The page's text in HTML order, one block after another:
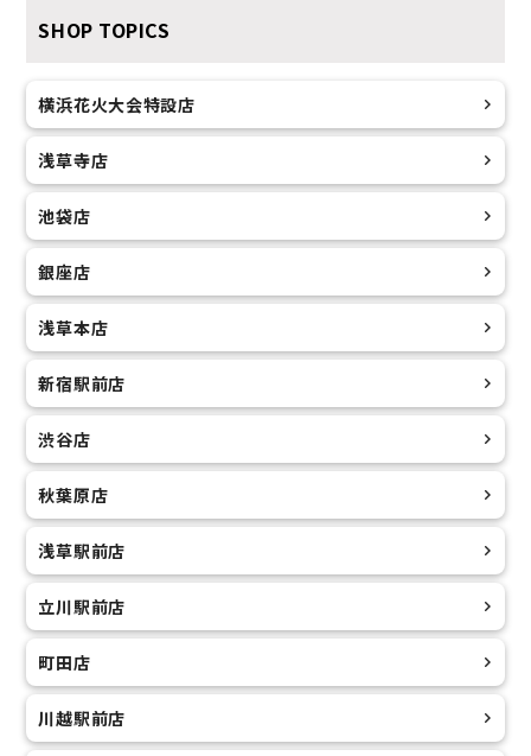
SHOP TOPICS
横浜花火大会特設店
浅草寺店
池袋店
銀座店
浅草本店
新宿駅前店
渋谷店
秋葉原店
浅草駅前店
立川駅前店
町田店
川越駅前店